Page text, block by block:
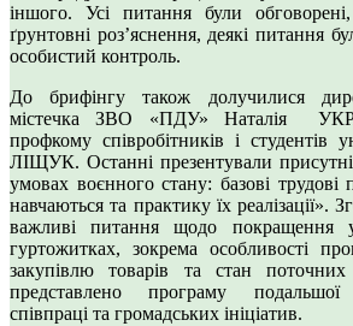
іншого. Усі питання були
ґрунтовні роз’яснення, деякі питання
особистий контроль.
До брифінгу також долучилися
містечка ЗВО «ПДУ» Наталія
профкому співробітників і студентів
ЛІЩУК. Останні презентували
умовах воєнного стану: базові трудові
навчаються та практику їх реалізації».
важливі питання щодо покращення
гуртожитках, зокрема особливості
закупівлю товарів та стан
представлено програму подальшої
співпраці та громадських ініціатив.